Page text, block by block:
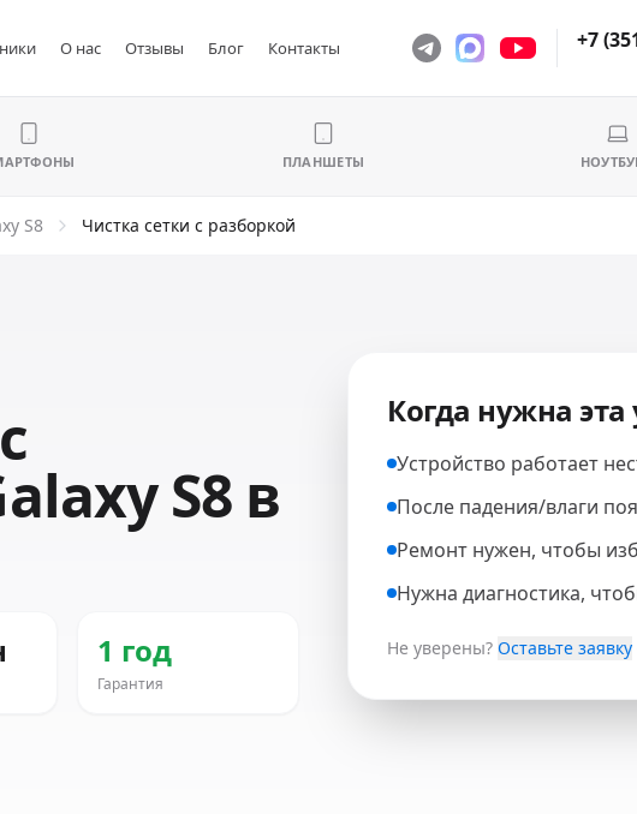
О нас Отзывы Блог Контакты +7
ПЛАНШЕТЫ
S8 Чистка сетки с разборкой
S8 в
1 год
Гарантия
Когда нужна эта
Устройство работает
После падения/влаги
Ремонт нужен, чтобы
Нужна диагностика,
Не уверены? Оставьте заявку